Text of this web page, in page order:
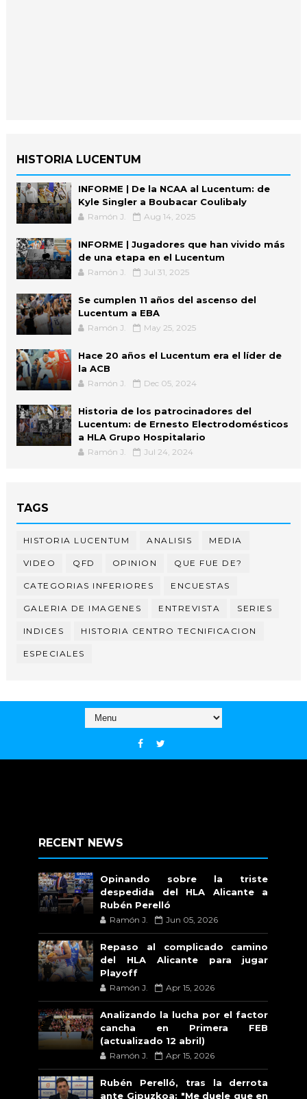
HISTORIA LUCENTUM
INFORME | De la NCAA al Lucentum: de
Kyle Singler a Boubacar Coulibaly
Ramón J. Aug 14, 2025
INFORME | Jugadores que han vivido más
de una etapa en el Lucentum
Ramón J. Jul 31, 2025
Se cumplen 11 años del ascenso del
Lucentum a EBA
Ramón J. May 25, 2025
Hace 20 años el Lucentum era el líder de
la ACB
Ramón J. Dec 05, 2024
Historia de los patrocinadores del
Lucentum: de Ernesto Electrodomésticos
a HLA Grupo Hospitalario
Ramón J. Jul 24, 2024
TAGS
HISTORIA LUCENTUM ANALISIS MEDIA
VIDEO QFD OPINION QUE FUE DE?
CATEGORIAS INFERIORES ENCUESTAS
GALERIA DE IMAGENES ENTREVISTA SERIES
INDICES HISTORIA CENTRO TECNIFICACION
ESPECIALES
RECENT NEWS
Opinando sobre la triste
despedida del HLA Alicante a
Rubén Perelló
Ramón J. Jun 05, 2026
Repaso al complicado camino
del HLA Alicante para jugar
Playoff
Ramón J. Apr 15, 2026
Analizando la lucha por el factor
cancha en Primera FEB
(actualizado 12 abril)
Ramón J. Apr 15, 2026
Rubén Perelló, tras la derrota
ante Gipuzkoa: "Me duele que en